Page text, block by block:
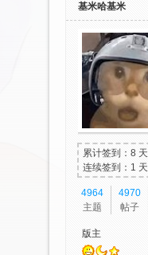
基米哈基米
累计签到：8 天
连续签到：1 天
4964
主题
4970
帖子
版主